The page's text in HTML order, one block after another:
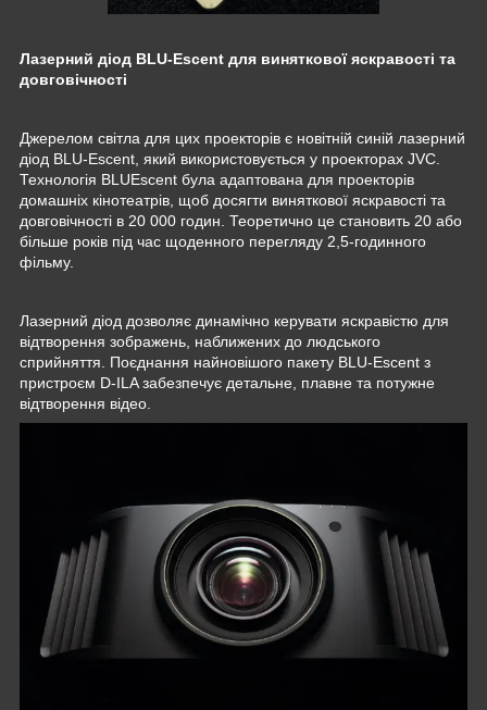
Лазерний діод BLU-Escent для виняткової яскравості та
довговічності
Джерелом світла для цих проекторів є новітній синій лазерний
діод BLU-Escent, який використовується у проекторах JVC.
Технологія BLUEscent була адаптована для проекторів
домашніх кінотеатрів, щоб досягти виняткової яскравості та
довговічності в 20 000 годин. Теоретично це становить 20 або
більше років під час щоденного перегляду 2,5-годинного
фільму.
Лазерний діод дозволяє динамічно керувати яскравістю для
відтворення зображень, наближених до людського
сприйняття. Поєднання найновішого пакету BLU-Escent з
пристроєм D-ILA забезпечує детальне, плавне та потужне
відтворення відео.